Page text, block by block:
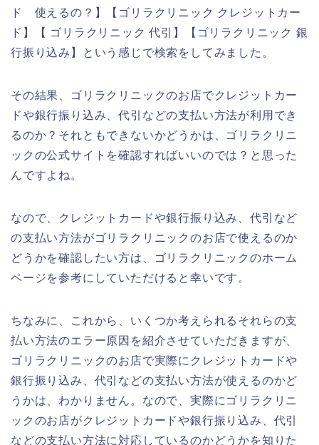
ド 使えるの？】【ゴリラクリニック クレジットカー
ド】【 ゴリラクリニック 代引】【ゴリラクリニック 銀
行振り込み】という感じで検索をしてみました。
その結果、ゴリラクリニックのお店でクレジットカー
ドや銀行振り込み、代引などの支払い方法が利用でき
るのか？それともできないかどうかは、ゴリラクリニ
ックの公式サイトを確認すればいいのでは？と思った
んですよね。
なので、クレジットカードや銀行振り込み、代引など
の支払い方法がゴリラクリニックのお店で使えるのか
どうかを確認したい方は、ゴリラクリニックのホーム
ページを参考にしていただけると幸いです。
ちなみに、これから、いくつか考えられるそれらの支
払い方法のエラー原因を紹介させていただきますが、
ゴリラクリニックのお店で実際にクレジットカードや
銀行振り込み、代引などの支払い方法が使えるのかど
うかは、わかりません。なので、実際にゴリラクリニ
ックのお店がクレジットカードや銀行振り込み、代引
などの支払い方法に対応しているのかどうかを知りた